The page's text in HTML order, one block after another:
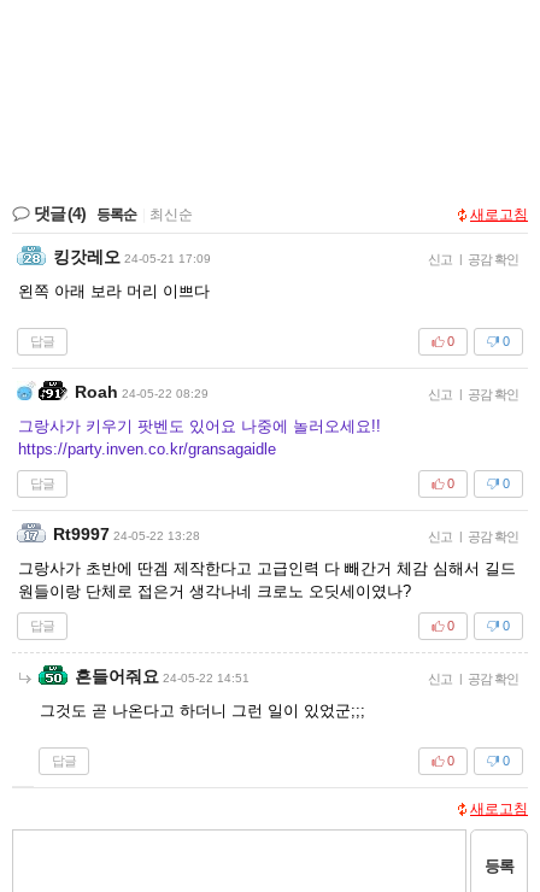
댓글(4) 등록순 최신순 새로고침
킹갓레오 24-05-21 17:09 신고 | 공감 확인
왼쪽 아래 보라 머리 이쁘다
답글 0
0
Roah 24-05-22 08:29 신고 | 공감 확인
그랑사가 키우기 팟벤도 있어요 나중에 놀러오세요!!
https://party.inven.co.kr/gransagaidle
답글 0
0
Rt9997 24-05-22 13:28 신고 | 공감 확인
그랑사가 초반에 딴겜 제작한다고 고급인력 다 빼간거 체감 심해서 길드
원들이랑 단체로 접은거 생각나네 크로노 오딧세이였나?
답글 0
0
흔들어줘요 24-05-22 14:51 신고 | 공감 확인
그것도 곧 나온다고 하더니 그런 일이 있었군;;;
답글 0
0
새로고침
등록